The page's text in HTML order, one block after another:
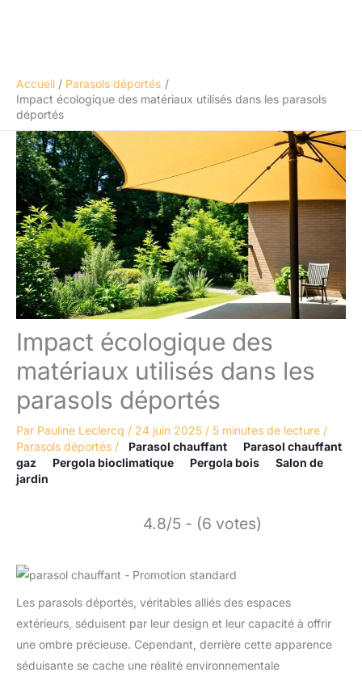
Accueil
Parasols déportés
Impact écologique des matériaux utilisés dans les parasols
déportés
Impact écologique des
matériaux utilisés dans les
parasols déportés
Par Pauline Leclercq / 24 juin 2025 / 5 minutes de lecture /
Parasols déportés / Parasol chauffant
Parasol chauffant
gaz
Pergola bioclimatique Pergola bois
Salon de
jardin
4.8/5 - (6 votes)
Les parasols déportés, véritables alliés des espaces
extérieurs, séduisent par leur design et leur capacité à offrir
une ombre précieuse. Cependant, derrière cette apparence
séduisante se cache une réalité environnementale